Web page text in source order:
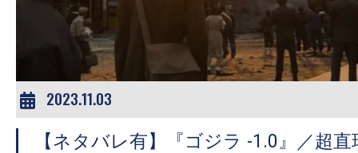
2023.11.03
【ネタバレ有】『ゴジラ -1.0』／超